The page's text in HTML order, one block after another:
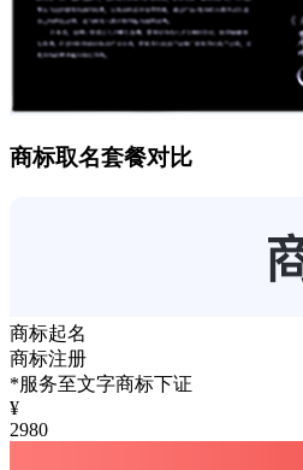
商标取名套餐对比
商标起名
商标注册
*服务至文字商标下证
¥
2980